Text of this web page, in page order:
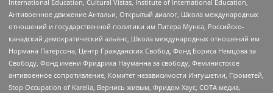
International Education, Cultural Vistas, Institute of International Education,
Антивоенное движение Антальи, Открытый диалог, Школа международных
отношений и государственной политики им Питера Мунка, Российско-
канадский демократический альянс, Школа международных отношений им
Нормана Патерсона, Центр Гражданских Свобод, Фонд Бориса Немцова за
Свободу, Фонд имени Фридриха Науманна за свободу, Феминистское
антивоенное сопротивление, Комитет независимости Ингушетии, Прометей,
Stop Occupation of Karelia, Вернись живым, Фридом Хаус, СОТА медиа,